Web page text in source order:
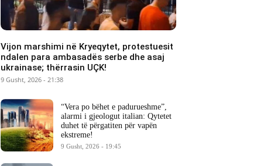
Vijon marshimi në Kryeqytet, protestuesit
ndalen para ambasadës serbe dhe asaj
ukrainase; thërrasin UÇK!
9 Gusht, 2026 - 21:38
“Vera po bëhet e padurueshme”,
alarmi i gjeologut italian: Qytetet
duhet të përgatiten për vapën
ekstreme!
9 Gusht, 2026 - 19:45